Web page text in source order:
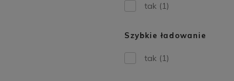
tak (1)
Szybkie ładowanie
tak (1)